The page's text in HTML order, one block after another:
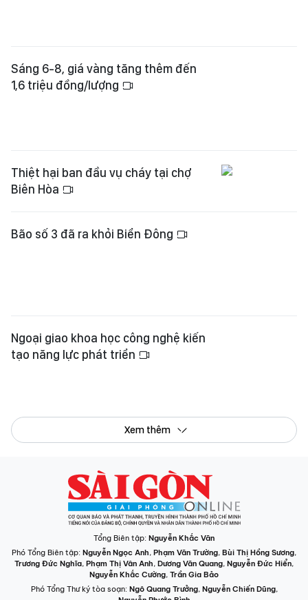
Sáng 6-8, giá vàng tăng thêm đến
1,6 triệu đồng/lượng
Thiệt hại ban đầu vụ cháy tại chợ
Biên Hòa
Bão số 3 đã ra khỏi Biển Đông
Ngoại giao khoa học công nghệ kiến
tạo năng lực phát triển
Xem thêm
Tổng Biên tập: Nguyễn Khắc Văn
Phó Tổng Biên tập: Nguyễn Ngọc Anh, Phạm Văn Trường, Bùi Thị Hồng Sương,
Trương Đức Nghĩa, Phạm Thị Vân Anh, Dương Văn Quang, Nguyễn Đức Hiển,
Nguyễn Khắc Cường, Trần Gia Bảo
Phó Tổng Thư ký tòa soạn: Ngô Quang Trưởng, Nguyễn Chiến Dũng,